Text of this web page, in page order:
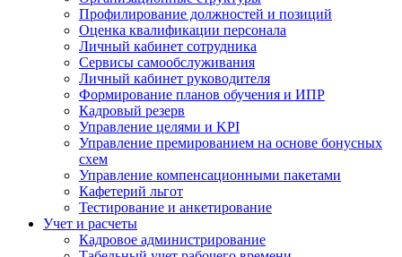
Профилирование должностей и позиций
Оценка квалификации персонала
Личный кабинет сотрудника
Сервисы самообслуживания
Личный кабинет руководителя
Формирование планов обучения и ИПР
Кадровый резерв
Управление целями и KPI
Управление премированием на основе бонусных
схем
Управление компенсационными пакетами
Кафетерий льгот
Тестирование и анкетирование
Учет и расчеты
Кадровое администрирование